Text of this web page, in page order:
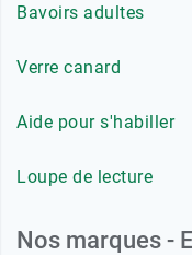
Bavoirs adultes
Verre canard
Aide pour s'habiller
Loupe de lecture
Nos marques -